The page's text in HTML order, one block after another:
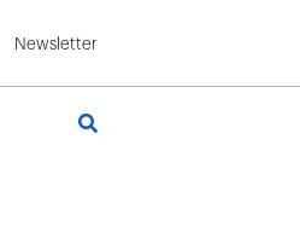
Newsletter